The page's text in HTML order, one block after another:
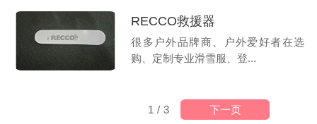
RECCO救援器
很多户外品牌商、户外爱好者在选
购、定制专业滑雪服、登...
1 / 3 下一页